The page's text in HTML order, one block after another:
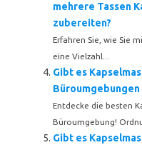
mehrere Tassen
zubereiten?
Erfahren Sie, wie Sie
eine Vielzahl...
Gibt es
Entdecke die besten
Büroumgebung!
Gibt es